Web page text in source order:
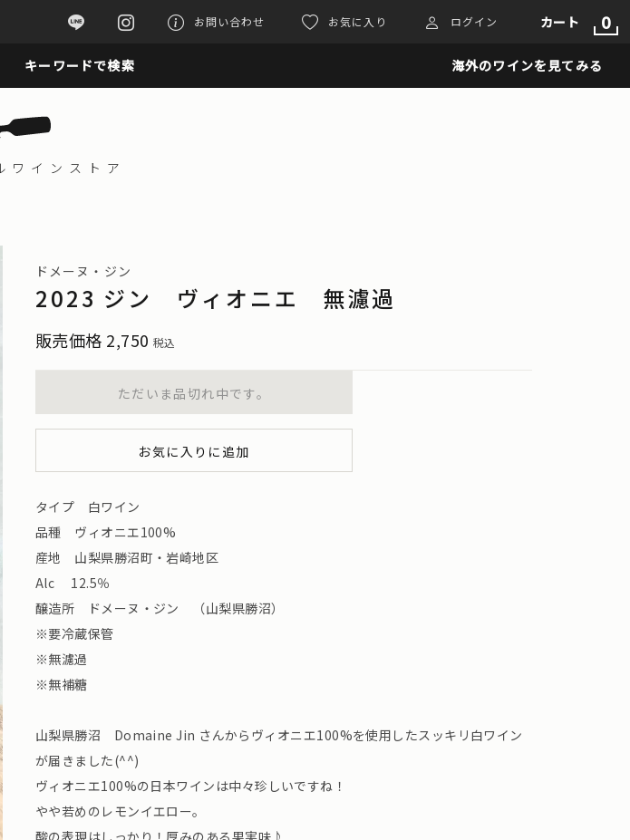
お問い合わせ お気に入り ログイン カート 0
キーワードで検索 海外のワインを見てみる
ワインストア
ドメーヌ・ジン
2023 ジン ヴィオニエ 無濾過
販売価格 2,750 税込
ただいま品切れ中です。
お気に入りに追加
タイプ 白ワイン
品種 ヴィオニエ100%
産地 山梨県勝沼町・岩崎地区
Alc 12.5％
醸造所 ドメーヌ・ジン （山梨県勝沼）
※要冷蔵保管
※無濾過
※無補糖
山梨県勝沼 Domaine Jin さんからヴィオニエ100%を使用したスッキリ白ワイン
が届きました(^^)
ヴィオニエ100%の日本ワインは中々珍しいですね！
やや若めのレモンイエロー。
酸の表現はしっかり！厚みのある果実味♪